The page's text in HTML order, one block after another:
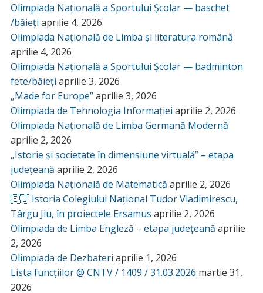
Olimpiada Națională a Sportului Școlar — baschet
/băieți aprilie 4, 2026
Olimpiada Națională de Limba și literatura română
aprilie 4, 2026
Olimpiada Națională a Sportului Școlar — badminton
fete/băieți aprilie 3, 2026
„Made for Europe”aprilie 3, 2026
Olimpiada de Tehnologia Informației aprilie 2, 2026
Olimpiada Națională de Limba Germană Modernă
aprilie 2, 2026
„Istorie și societate în dimensiune virtuală” – etapa
județeană aprilie 2, 2026
Olimpiada Națională de Matematică aprilie 2, 2026
🇪🇺 Istoria Colegiului Național Tudor Vladimirescu,
Târgu Jiu, în proiectele Ersamus aprilie 2, 2026
Olimpiada de Limba Engleză – etapa județeană aprilie
2, 2026
Olimpiada de Dezbateri aprilie 1, 2026
Lista funcțiilor @ CNTV / 1409 / 31.03.2026 martie 31,
2026